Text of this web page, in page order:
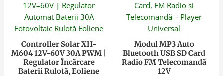
Controller Solar XH-
M604 12V-60V 30A PWM |
Regulator Încărcare
Baterii Rulotă, Eoliene
Modul MP3 Auto
Bluetooth USB SD Card
Radio FM Telecomandă
12V